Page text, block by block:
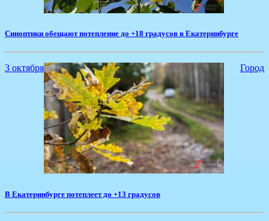
Синоптики обещают потепление до +18 градусов в Екатеринбурге
3 октября Город
В Екатеринбурге потеплеет до +13 градусов